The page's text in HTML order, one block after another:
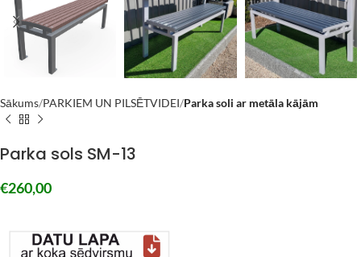
Sākums PARKIEM UN PILSĒTVIDEI Parka soli ar metāla kājām
Parka sols SM-13
€260,00